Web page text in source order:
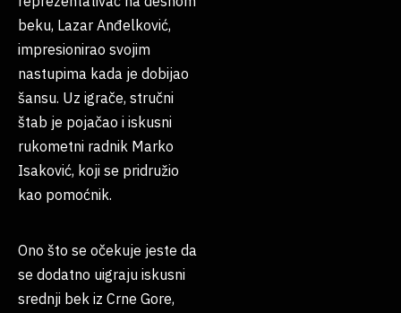
beku, Lazar Anđelković,
impresionirao svojim
nastupima kada je dobijao
šansu. Uz igrače, stručni
štab je pojačao i iskusni
rukometni radnik Marko
Isaković, koji se pridružio
kao pomoćnik.
Ono što se očekuje jeste da
se dodatno uigraju iskusni
srednji bek iz Crne Gore,